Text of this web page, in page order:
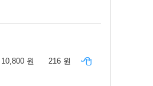
10,800 원 216 원